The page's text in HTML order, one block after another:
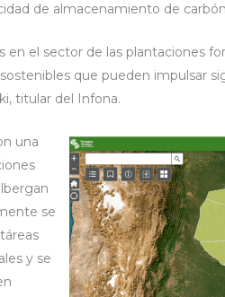
de almacenamiento de
en el sector de las plantaciones
que pueden impulsar
titular del Infona.
una
se
y se